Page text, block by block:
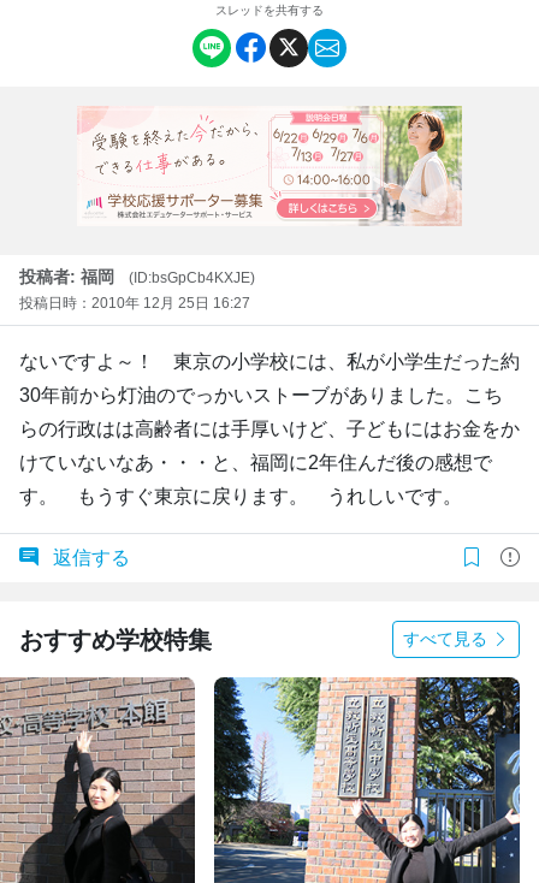
スレッドを共有する
投稿者: 福岡
(ID:bsGpCb4KXJE)
投稿日時：2010年 12月 25日 16:27
ないですよ～！ 東京の小学校には、私が小学生だった約
30年前から灯油のでっかいストーブがありました。こち
らの行政はは高齢者には手厚いけど、子どもにはお金をか
けていないなあ・・・と、福岡に2年住んだ後の感想で
す。 もうすぐ東京に戻ります。 うれしいです。
返信する
おすすめ学校特集 すべて見る